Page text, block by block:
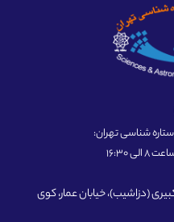
شناسی تهران:
16:30
(دزاشیب)، خیابان عمار، کوی